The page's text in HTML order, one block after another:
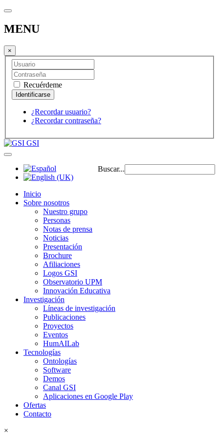
MENU
×
Recuérdeme
¿Recordar usuario?
¿Recordar contraseña?
GSI
Buscar...
Inicio
Sobre nosotros
Nuestro grupo
Personas
Notas de prensa
Noticias
Presentación
Brochure
Afiliaciones
Logos GSI
Observatorio UPM
Innovación Educativa
Investigación
Líneas de investigación
Publicaciones
Proyectos
Eventos
HumAILab
Tecnologías
Ontologías
Software
Demos
Canal GSI
Aplicaciones en Google Play
Ofertas
Contacto
×